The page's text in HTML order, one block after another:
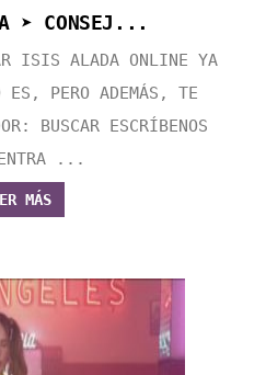
➤ CONSEJ...
ISIS ALADA ONLINE YA
ES, PERO ADEMÁS, TE
BUSCAR ESCRÍBENOS
...
MÁS